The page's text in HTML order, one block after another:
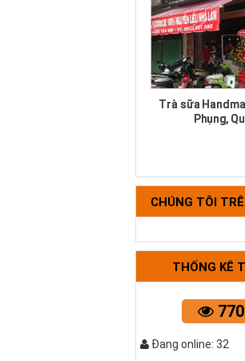
Trà sữa
Phụng,
Bộ tựa lưng
CHÚNG TÔI
THỐNG KÊ
Đang online: 32